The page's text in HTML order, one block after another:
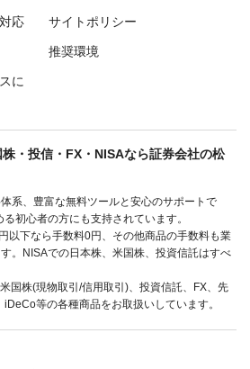
応 サイトポリシー
推奨環境
に
・投信・FX・NISAなら証券会社の松
系、豊富な無料ツールと安心のサポートで
初心者の方にも支持されています。
以下なら手数料0円、その他商品の手数料も業
。NISAでの日本株、米国株、投資信託はすべ
国株(現物取引/信用取引)、投資信託、FX、先
等の各種商品をお取扱いしています。